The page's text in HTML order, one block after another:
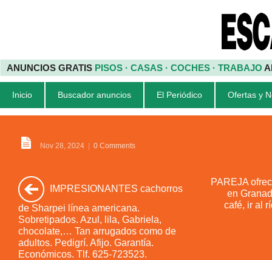
ANUNCIOS GRATIS PISOS · CASAS · COCHES · TRABAJO
Inicio Buscador anuncios El Periódico Ofertas y
Nov 28, 2024 0 Comments
IMPRESIONANTES cachorros
de Sharpei línea americana.
Sobretipados. Azul, lila, Gabriela,
chocolate,… Tan arrugados como de
adultos. Pedigrí. Afijo. Garantía.
Económicos. Tlf. 625-723523.
PAREJA
en
café, ir al